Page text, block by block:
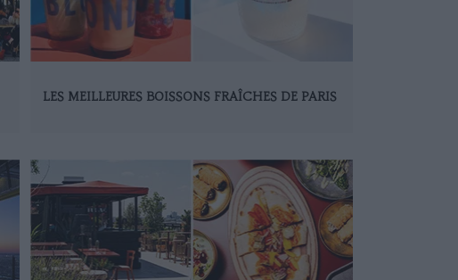
LES MEILLEURES BOISSONS FRAÎCHES DE PARIS